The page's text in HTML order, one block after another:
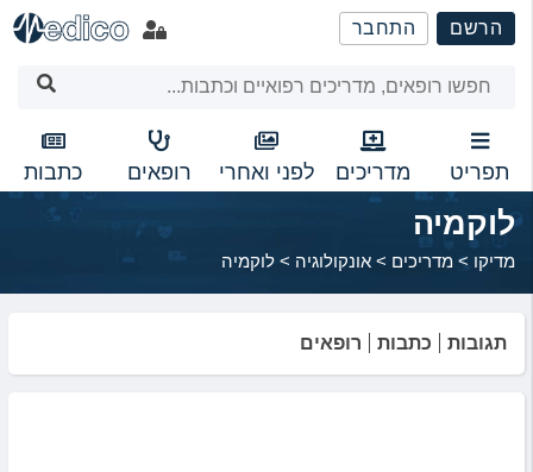
שִׂים
לֵב:
מַעֲרֶכֶת
נָגִישׁ
בִּקְלִיק
הַמְּסַיַּעַת
לִנְגִישׁוּת
הָאֲתָר.
הרשם התחבר
תפריט מדריכים לפני ואחרי רופאים כתבות
לוקמיה
מדיקו > מדריכים > אונקולוגיה > לוקמיה
תגובות כתבות רופאים